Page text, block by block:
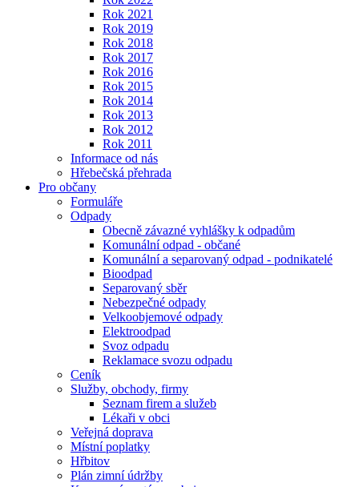
Rok 2021
Rok 2019
Rok 2018
Rok 2017
Rok 2016
Rok 2015
Rok 2014
Rok 2013
Rok 2012
Rok 2011
Informace od nás
Hřebečská přehrada
Pro občany
Formuláře
Odpady
Obecně závazné vyhlášky k odpadům
Komunální odpad - občané
Komunální a separovaný odpad - podnikatelé
Bioodpad
Separovaný sběr
Nebezpečné odpady
Velkoobjemové odpady
Elektroodpad
Svoz odpadu
Reklamace svozu odpadu
Ceník
Služby, obchody, firmy
Seznam firem a služeb
Lékaři v obci
Veřejná doprava
Místní poplatky
Hřbitov
Plán zimní údržby